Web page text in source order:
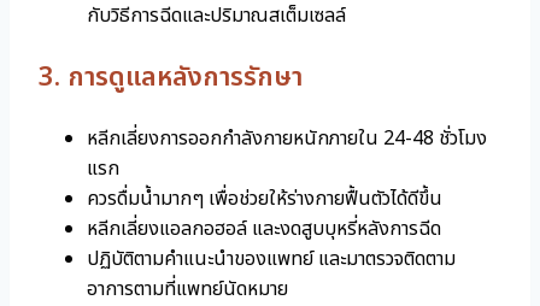
กับวิธีการฉีดและปริมาณสเต็มเซลล์
3. การดูแลหลังการรักษา
หลีกเลี่ยงการออกกำลังกายหนักภายใน 24-48 ชั่วโมง
แรก
ควรดื่มน้ำมากๆ เพื่อช่วยให้ร่างกายฟื้นตัวได้ดีขึ้น
หลีกเลี่ยงแอลกอฮอล์ และงดสูบบุหรี่หลังการฉีด
ปฏิบัติตามคำแนะนำของแพทย์ และมาตรวจติดตาม
อาการตามที่แพทย์นัดหมาย